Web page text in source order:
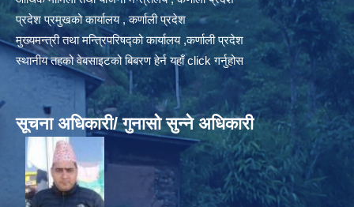
प्रदेश प्रमुखको कार्यालय , कर्णाली प्रदेश
मुख्यमन्त्री तथा मन्त्रिपरिषद्को कार्यालय ,कर्णाली प्रदेश
स्थानीय तहको वेबसाइटको बिबरण हेर्न यहाँ click गर्नुहोस
सूचना अधिकारी/ गुनासो सुन्ने अधिकारी